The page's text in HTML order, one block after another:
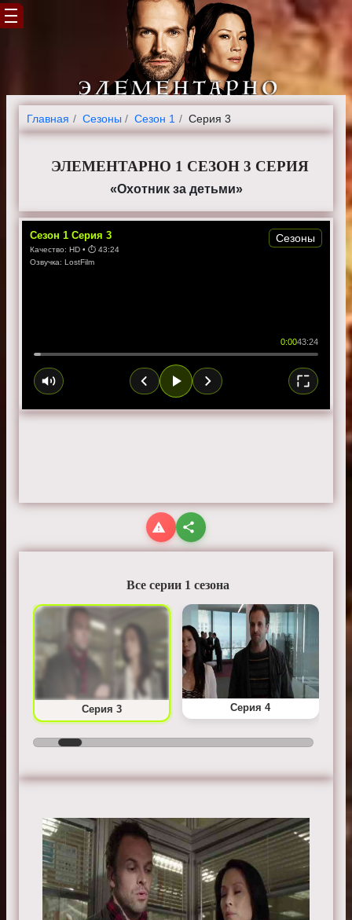
Главная Cезоны Сезон 1 Серия 3
ЭЛЕМЕНТАРНО 1 СЕЗОН 3 СЕРИЯ
«Охотник за детьми»
Сезон 1 Серия 3
Качество: HD • ⏱ 43:24
Озвучка: LostFilm
0:0043:24
Сезоны
Все серии 1 сезона
Серия 3 Серия 4